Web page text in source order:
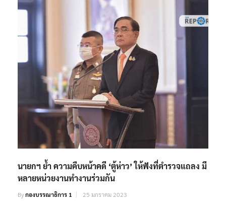
นายกฯ ย้ำ ความคืบหน้าคดี ‘ตู้ห่าว’ ให้ฟังที่ตำรวจแถลง มี
หลายหน่วยงานทำงานร่วมกัน
Byกองบรรณาธิการ 1 25 มกราคม 2023